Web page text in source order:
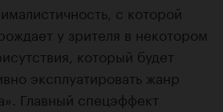
с которой
у зрителя в некотором
который будет
эксплуатировать жанр
Главный спецэффект